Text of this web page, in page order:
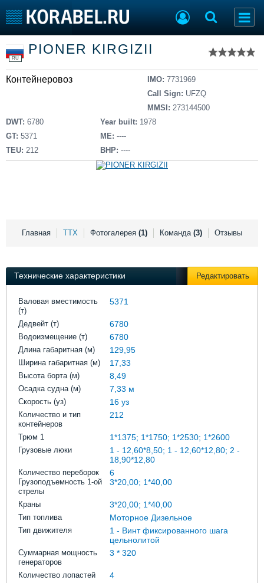
Тип судна
Добавить судно
Добавить проект
Последние 100
Пульс
Новости
Компании
Репутация
Торговая площадка
Доска объявлений
Продажа флота
Оборудование
Изделия
Выставки и семинары
Личности
Словарь
Галерея флота
Форум
RU
PIONER KIRGIZII
Контейнеровоз IMO: 7731969
Call Sign: UFZQ
MMSI: 273144500
DWT: 6780
GT: 5371
TEU: 212
Year built: 1978
ME: ----
BHP: ----
Главная ТТХ Фотогалерея (1) Команда (3) Отзывы
Технические характеристики Редактировать
Валовая вместимость
(т)
5371
Дедвейт (т) 6780
Водоизмещение (т) 6780
Длина габаритная (м) 129,95
Ширина габаритная (м) 17,33
Высота борта (м) 8,49
Осадка судна (м) 7,33 м
Скорость (уз) 16 уз
Количество и тип
контейнеров
212
Трюм 1 1*1375; 1*1750; 1*2530; 1*2600
Грузовые люки
1 - 12,60*8,50; 1 - 12,60*12,80; 2 -
18,90*12,80
Количество переборок 6
Грузоподъемность 1-ой
стрелы
3*20,00; 1*40,00
Краны 3*20,00; 1*40,00
Тип топлива Моторное Дизельное
Тип движителя
1 - Винт фиксированного шага
цельнолитой
Суммарная мощность
генераторов
3 * 320
Количество лопастей 4